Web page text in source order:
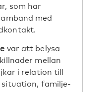
som har
med
var att belysa
mellan
i relation till
situation, familje-